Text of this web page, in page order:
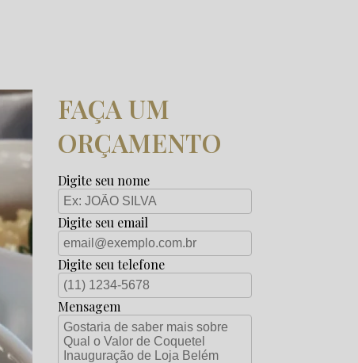
FAÇA UM
ORÇAMENTO
Digite seu nome
Digite seu email
Digite seu telefone
Mensagem